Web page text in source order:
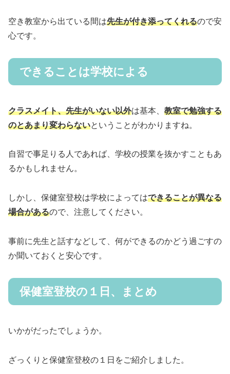
空き教室から出ている間は先生が付き添ってくれるので安
心です。
できることは学校による
クラスメイト、先生がいない以外は基本、 教室で勉強する
のとあまり変わらないということがわかりますね。
自習で事足りる人であれば、学校の授業を抜かすこともあ
るかもしれません。
しかし、保健室登校は学校によってはできることが異なる
場合があるので、注意してください。
事前に先生と話すなどして、何ができるのかどう過ごすの
か聞いておくと安心です。
保健室登校の１日、まとめ
いかがだったでしょうか。
ざっくりと保健室登校の１日をご紹介しました。